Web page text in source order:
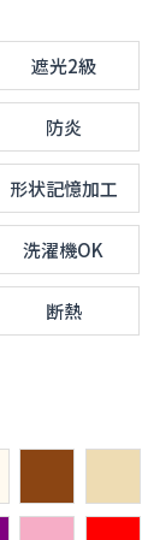
遮光2級
防炎
形状記憶加工
洗濯機OK
断熱